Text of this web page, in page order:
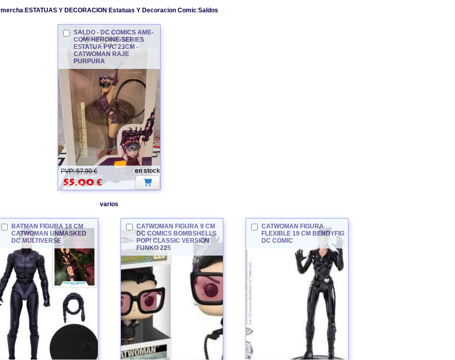
mercha:ESTATUAS Y DECORACION:Estatuas Y Decoracion Comic:Saldos
SALDO - DC COMICS AME-
COMI HEROINE-SERIES
ESTATUA PVC 23CM -
CATWOMAN RAJE
PURPURA
en stock
PVP: 57.90 €
55.00 €
varios
BATMAN FIGURA 18 CM
CATWOMAN UNMASKED
DC MULTIVERSE
CATWOMAN FIGURA 9 CM
DC COMICS BOMBSHELLS
POP! CLASSIC VERSION
FUNKO 225
CATWOMAN
CATWOMAN FIGURA
FLEXIBLE 19 CM BENDYFIG
DC COMIC
CATWOMAN